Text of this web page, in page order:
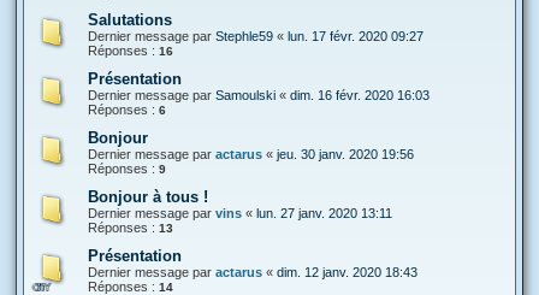
Salutations
Dernier message par Stephle59 « lun. 17 févr. 2020 09:27
Réponses : 16
Présentation
Dernier message par Samoulski « dim. 16 févr. 2020 16:03
Réponses : 6
Bonjour
Dernier message par actarus « jeu. 30 janv. 2020 19:56
Réponses : 9
Bonjour à tous !
Dernier message par vins « lun. 27 janv. 2020 13:11
Réponses : 13
Présentation
Dernier message par actarus « dim. 12 janv. 2020 18:43
Réponses : 14